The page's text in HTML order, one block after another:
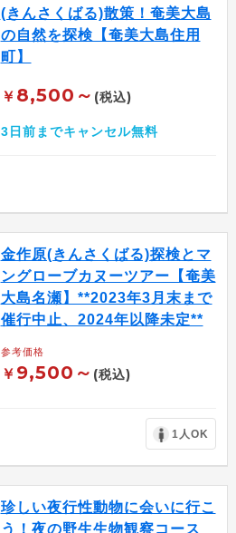
(きんさくばる)散策！奄美大島
の自然を探検【奄美大島住用
町】
￥ 8,500～ (税込)
3日前までキャンセル無料
金作原(きんさくばる)探検とマ
ングローブカヌーツアー【奄美
大島名瀬】**2023年3月末まで
催行中止、2024年以降未定**
参考価格
￥ 9,500～ (税込)
1人OK
珍しい夜行性動物に会いに行こ
う！夜の野生生物観察コース